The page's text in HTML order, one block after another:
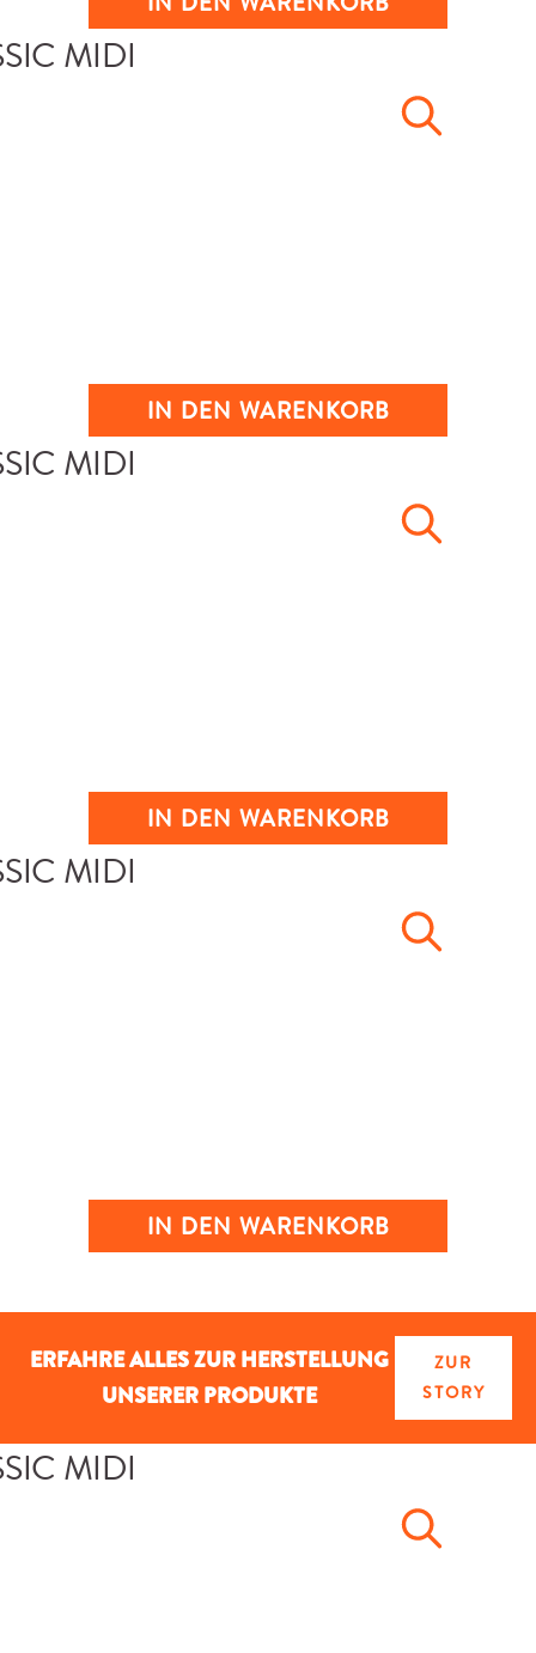
IN DEN WARENKORB
IN DEN WARENKORB
IN DEN WARENKORB
ERFAHRE ALLES ZUR HERSTELLUNG
UNSERER PRODUKTE
ZUR
STORY